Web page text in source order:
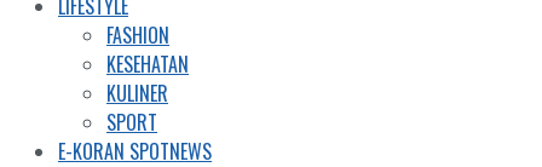
FASHION
KESEHATAN
KULINER
SPORT
E-KORAN SPOTNEWS